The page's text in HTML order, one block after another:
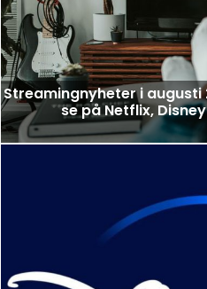
Streamingnyheter i
se på Netflix,